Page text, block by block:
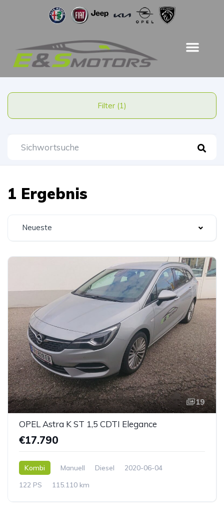
Filter (1)
1 Ergebnis
Neueste
19
OPEL Astra K ST 1,5 CDTI Elegance
€17.790
Kombi Manuell Diesel
2020-06-04
122 PS
115.110 km